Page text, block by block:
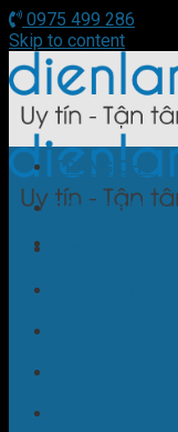
0975 499 286
Skip to content
TRANG CHỦ
Sửa Điều Hòa